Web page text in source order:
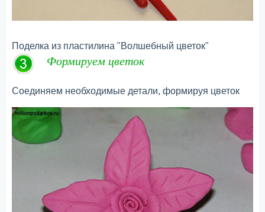
Поделка из пластилина "Волшебный цветок"
Формируем цветок
Соединяем необходимые детали, формируя цветок